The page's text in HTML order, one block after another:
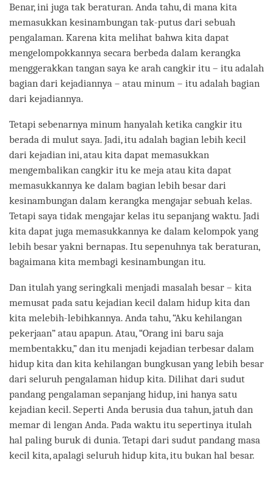
Benar, ini juga tak beraturan. Anda tahu, di mana kita
memasukkan kesinambungan tak-putus dari sebuah
pengalaman. Karena kita melihat bahwa kita dapat
mengelompokkannya secara berbeda dalam kerangka
menggerakkan tangan saya ke arah cangkir itu – itu adalah
bagian dari kejadiannya – atau minum – itu adalah bagian
dari kejadiannya.
Tetapi sebenarnya minum hanyalah ketika cangkir itu
berada di mulut saya. Jadi, itu adalah bagian lebih kecil
dari kejadian ini, atau kita dapat memasukkan
mengembalikan cangkir itu ke meja atau kita dapat
memasukkannya ke dalam bagian lebih besar dari
kesinambungan dalam kerangka mengajar sebuah kelas.
Tetapi saya tidak mengajar kelas itu sepanjang waktu. Jadi
kita dapat juga memasukkannya ke dalam kelompok yang
lebih besar yakni bernapas. Itu sepenuhnya tak beraturan,
bagaimana kita membagi kesinambungan itu.
Dan itulah yang seringkali menjadi masalah besar – kita
memusat pada satu kejadian kecil dalam hidup kita dan
kita melebih-lebihkannya. Anda tahu, “Aku kehilangan
pekerjaan” atau apapun. Atau, “Orang ini baru saja
membentakku,” dan itu menjadi kejadian terbesar dalam
hidup kita dan kita kehilangan bungkusan yang lebih besar
dari seluruh pengalaman hidup kita. Dilihat dari sudut
pandang pengalaman sepanjang hidup, ini hanya satu
kejadian kecil. Seperti Anda berusia dua tahun, jatuh dan
memar di lengan Anda. Pada waktu itu sepertinya itulah
hal paling buruk di dunia. Tetapi dari sudut pandang masa
kecil kita, apalagi seluruh hidup kita, itu bukan hal besar.